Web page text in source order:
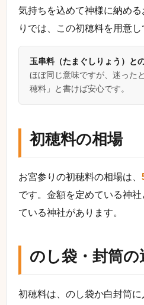
気持ちを込めて神様に納め
りでは、この初穂料を用意し
玉串料（たまぐしりょう）と
ほぼ同じ意味ですが、迷った
穂料」と書けば安心です。
初穂料の相場
お宮参りの初穂料の相場は、
です。金額を定めている神
ている神社があります。
のし袋・封筒の
初穂料は、のし袋か白封筒